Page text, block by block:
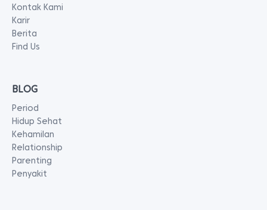
Kontak Kami
Karir
Berita
Find Us
BLOG
Period
Hidup Sehat
Kehamilan
Relationship
Parenting
Penyakit